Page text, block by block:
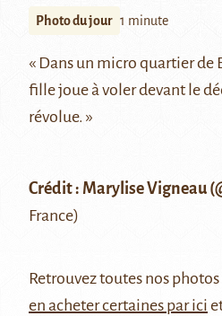
Photo du jour 1 minute
« Dans un micro quartier de
fille joue à voler devant le
révolue. »
Crédit : Marylise Vigneau (
France)
Retrouveztoutes nos
en acheter certaines par ici